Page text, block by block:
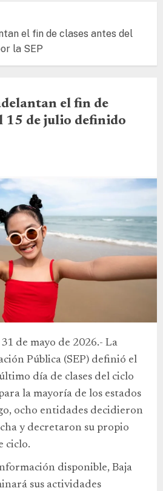
el fin de clases antes del
la SEP
el fin de
15 de julio definido
de mayo de 2026.- La
Pública (SEP) definió el
día de clases del ciclo
la mayoría de los estados
ocho entidades decidieron
y decretaron su propio
ciclo.
disponible, Baja
sus actividades